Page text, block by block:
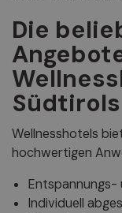
Die
Südtirols
Wellnesshotels
hochwertigen
Entspannungs-
Individuell